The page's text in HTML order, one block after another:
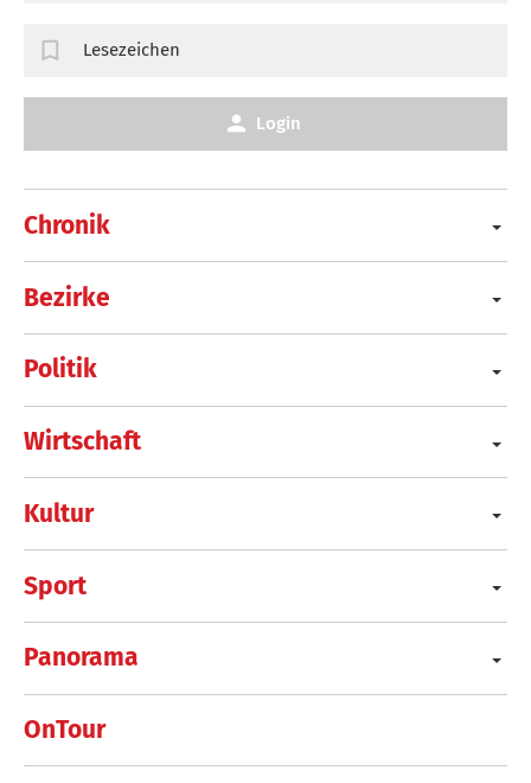
Chronik
Bezirke
Politik
Wirtschaft
Kultur
Sport
Panorama
OnTour
Lesezeichen
Login